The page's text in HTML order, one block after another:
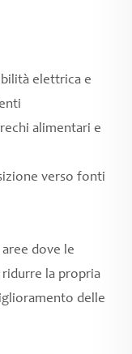
elettrica e
alimentari e
verso fonti
dove le
la propria
delle